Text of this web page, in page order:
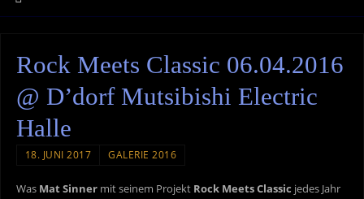
Rock Meets Classic 06.04.2016
@ D’dorf Mutsibishi Electric
Halle
18. JUNI 2017 GALERIE 2016
Was Mat Sinnermit seinem Projekt Rock Meets Classic jedes Jahr